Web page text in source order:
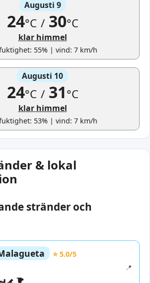
Augusti 9
24°C /30°C
klar himmel
55% | vind: 7 km/h
Augusti 10
24°C /31°C
klar himmel
53% | vind: 7 km/h
& lokal
stränder och
⭐ 5.0/5
📍